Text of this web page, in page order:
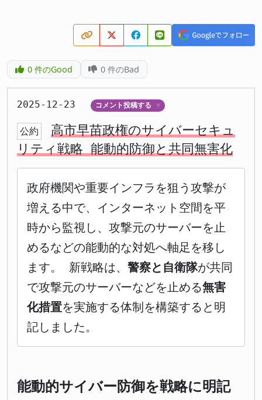
0件のGood 0 件のBad
2025-12-23 コメント投稿する ▼
公約
高市早苗政権のサイバーセキュ
リティ戦略 能動的防御と共同無害化
政府機関や重要インフラを狙う攻撃が
増える中で、インターネット空間を平
時から監視し、攻撃元のサーバーを止
めるなどの能動的な対処へ軸足を移し
ます。 新戦略は、 警察と自衛隊が共同
で攻撃元のサーバーなどを止める無害
化措置を実施する体制を構築すると明
記しました。
能動的サイバー防御を戦略に明記